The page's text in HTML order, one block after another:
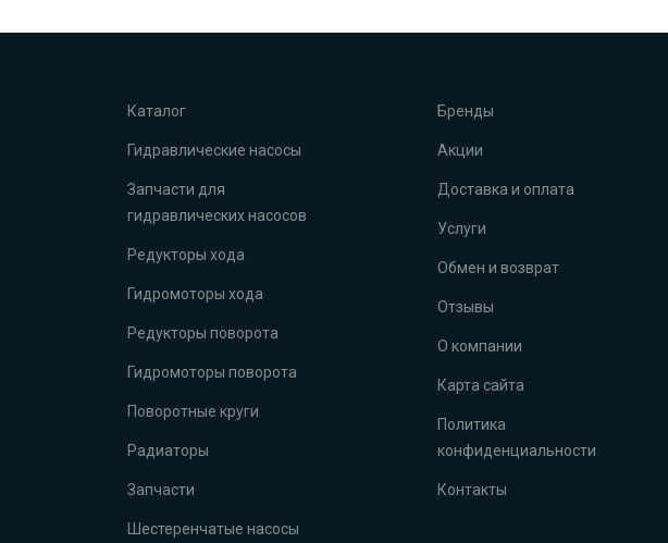
Каталог
Гидравлические насосы
Запчасти для
гидравлических насосов
Редукторы хода
Гидромоторы хода
Редукторы поворота
Гидромоторы поворота
Поворотные круги
Радиаторы
Запчасти
Шестеренчатые насосы
Бренды
Акции
Доставка и оплата
Услуги
Обмен и возврат
Отзывы
О компании
Карта сайта
Политика
конфиденциальности
Контакты